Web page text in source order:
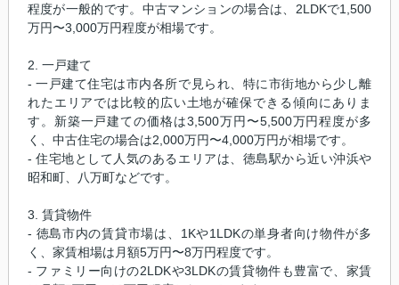
程度が一般的です。中古マンションの場合は、2LDKで1,500
万円〜3,000万円程度が相場です。
2. 一戸建て
- 一戸建て住宅は市内各所で見られ、特に市街地から少し離
れたエリアでは比較的広い土地が確保できる傾向にありま
す。新築一戸建ての価格は3,500万円〜5,500万円程度が多
く、中古住宅の場合は2,000万円〜4,000万円が相場です。
- 住宅地として人気のあるエリアは、徳島駅から近い沖浜や
昭和町、八万町などです。
3. 賃貸物件
- 徳島市内の賃貸市場は、1Kや1LDKの単身者向け物件が多
く、家賃相場は月額5万円〜8万円程度です。
- ファミリー向けの2LDKや3LDKの賃貸物件も豊富で、家賃